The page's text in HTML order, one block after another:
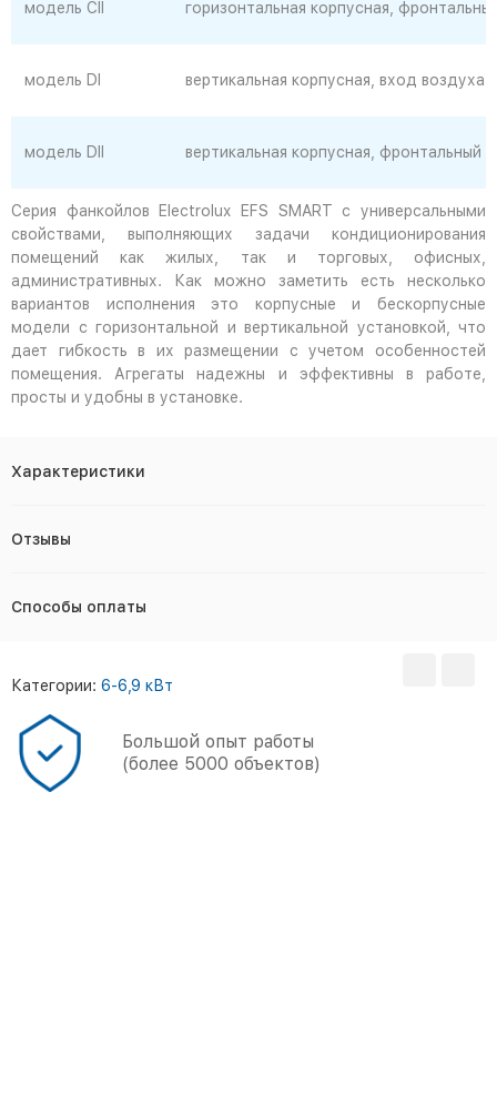
модель CII горизонтальная корпусная,
модель DI вертикальная корпусная, вход воздуха
модель DII вертикальная корпусная, фронтальный
Серия фанкойлов Electrolux EFS SMART с универсальными
свойствами, выполняющих задачи кондиционирования
помещений как жилых, так и торговых, офисных,
административных. Как можно заметить есть несколько
вариантов исполнения это корпусные и бескорпусные
модели с горизонтальной и вертикальной установкой, что
дает гибкость в их размещении с учетом особенностей
помещения. Агрегаты надежны и эффективны в работе,
просты и удобны в установке.
Характеристики
Отзывы
Способы оплаты
Категории: 6-6,9 кВт
Большой опыт работы
(более 5000 объектов)